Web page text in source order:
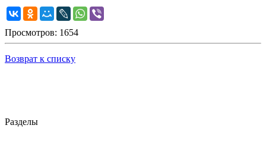
Просмотров: 1654
Возврат к списку
Разделы